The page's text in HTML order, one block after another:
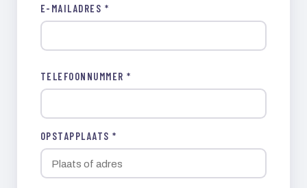
E-MAILADRES *
TELEFOONNUMMER *
OPSTAPPLAATS *